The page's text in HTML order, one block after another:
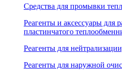
Средства для промывки
Реагенты и аксессуары для
пластинчатого
Реагенты для
Реагенты для наружной